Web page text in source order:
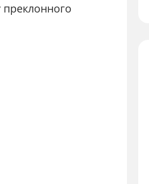
преклонного